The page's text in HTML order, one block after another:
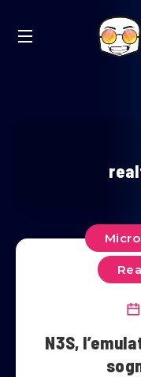
N3S,